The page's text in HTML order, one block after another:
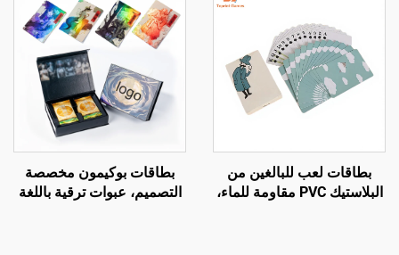
بطاقات لعب للبالغين من
البلاستيك PVC مقاومة للماء،
بطاقات بوكيمون مخصصة
التصميم، عبوات ترقية باللغة